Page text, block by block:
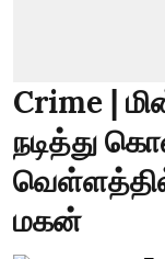
Crime |
நடித்து
மகன்